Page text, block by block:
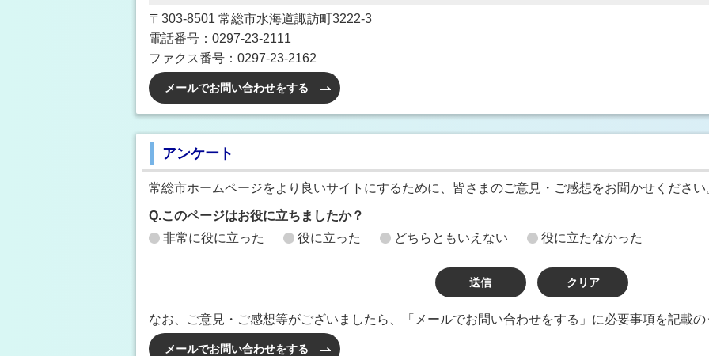
〒303-8501 常総市水海道諏訪町3222-3
電話番号：0297-23-2111
ファクス番号：0297-23-2162
メールでお問い合わせをする
アンケート
常総市ホームページをより良いサイトにするために、皆さまのご意見・ご感想をお聞かせください
Q.このページはお役に立ちましたか？
非常に役に立った
役に立った どちらともいえない 役に立たなかった
なお、ご意見・ご感想等がございましたら、「メールでお問い合わせをする」に必要事項を記載
メールでお問い合わせをする